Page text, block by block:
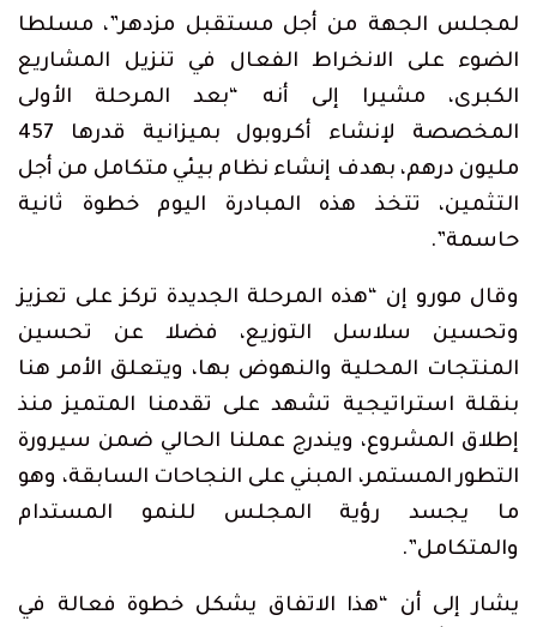
لمجلس الجهة من أجل مستقبل مزدهر”، مسلطا
الضوء على الانخراط الفعال في تنزيل المشاريع
الكبرى، مشيرا إلى أنه “بعد المرحلة الأولى
المخصصة لإنشاء أكروبول بميزانية قدرها 457
مليون درهم، بهدف إنشاء نظام بيئي متكامل من أجل
التثمين، تتخذ هذه المبادرة اليوم خطوة ثانية
حاسمة”.
وقال مورو إن “هذه المرحلة الجديدة تركز على تعزيز
وتحسين سلاسل التوزيع، فضلا عن تحسين
المنتجات المحلية والنهوض بها، ويتعلق الأمر هنا
بنقلة استراتيجية تشهد على تقدمنا المتميز منذ
إطلاق المشروع، ويندرج عملنا الحالي ضمن سيرورة
التطور المستمر، المبني على النجاحات السابقة، وهو
ما يجسد رؤية المجلس للنمو المستدام
والمتكامل”.
يشار إلى أن “هذا الاتفاق يشكل خطوة فعالة في